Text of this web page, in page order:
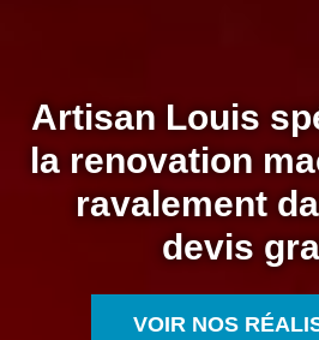
Artisan Louis
la renovation
ravalement
devis
VOIR NOS